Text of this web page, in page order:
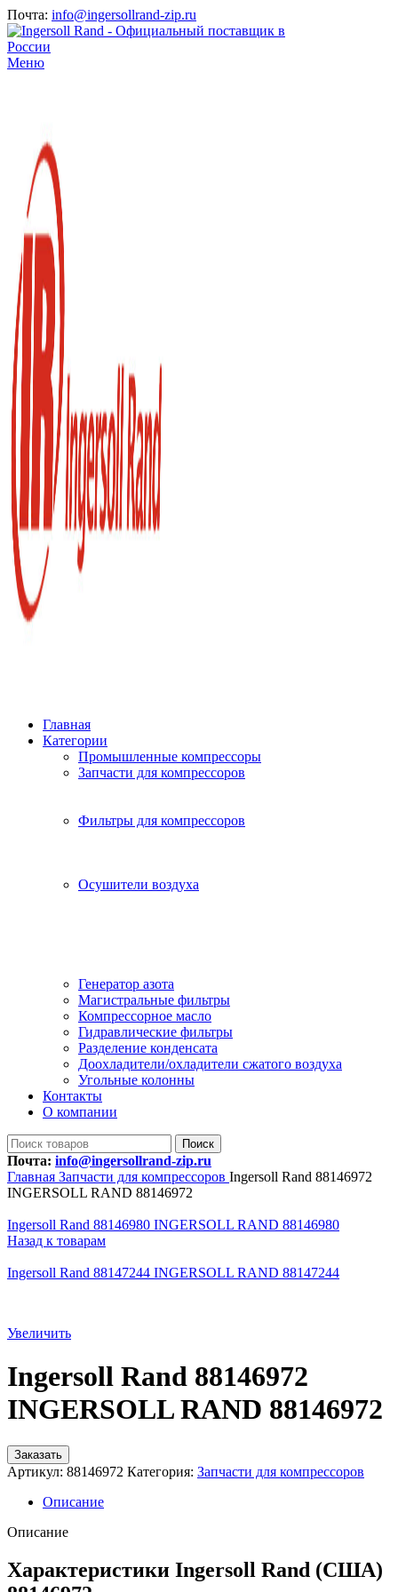
Почта: info@ingersollrand-zip.ru
Меню
Главная
Категории
Промышленные компрессоры
Запчасти для компрессоров
Фильтры для компрессоров
Осушители воздуха
Генератор азота
Магистральные фильтры
Компрессорное масло
Гидравлические фильтры
Разделение конденсата
Доохладители/охладители сжатого воздуха
Угольные колонны
Контакты
О компании
Поиск
Почта: info@ingersollrand-zip.ru
Главная Запчасти для компрессоров Ingersoll Rand 88146972
INGERSOLL RAND 88146972
Ingersoll Rand 88146980 INGERSOLL RAND 88146980
Назад к товарам
Ingersoll Rand 88147244 INGERSOLL RAND 88147244
Увеличить
Ingersoll Rand 88146972
INGERSOLL RAND 88146972
Заказать
Артикул: 88146972 Категория: Запчасти для компрессоров
Описание
Описание
Характеристики Ingersoll Rand (США)